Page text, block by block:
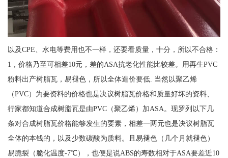
以及CPE、水电等费用也不一样，还要看质量，十分，所以不合格：
1，价格乃至可相差10元，差的ASA抗老化性能比较差。用再生PVC
粉料出产树脂瓦，易褪色，所以全体造价要低. 当然以聚乙烯
（PVC）为要资料的价格也是决议树脂瓦价格和质量好坏的资料、
行家都知道合成树脂瓦是由PVC（聚乙烯）加ASA。现罗列以下几
条对合成树脂瓦价格能够发生的要素，相差一两元也是决议树脂瓦
全体的本钱的，以及少数碳酸为质料。且易褪色（几个月就褪色）
易脆裂（脆化温度-7℃），也便是说ABS的寿数相对于ASA要差近10